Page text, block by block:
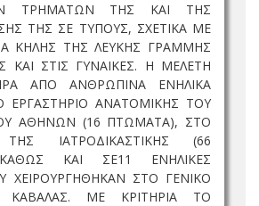
ΤΡΗΜΑΤΩΝ ΤΗΣ ΚΑΙ ΤΗΣ
ΤΗΣ ΣΕ ΤΥΠΟΥΣ, ΣΧΕΤΙΚΑ ΜΕ
ΚΗΛΗΣ ΤΗΣ ΛΕΥΚΗΣ ΓΡΑΜΜΗΣ
ΚΑΙ ΣΤΙΣ ΓΥΝΑΙΚΕΣ. Η ΜΕΛΕΤΗ
ΑΠΟ ΑΝΘΡΩΠΙΝΑ ΕΝΗΛΙΚΑ
ΑΝΑΤΟΜΙΚΗΣ ΤΟΥ
ΑΘΗΝΩΝ (16 ΠΤΩΜΑΤΑ), ΣΤΟ
ΤΗΣ ΙΑΤΡΟΔΙΚΑΣΤΙΚΗΣ (66
ΚΑΙ ΣΕ11 ΕΝΗΛΙΚΕΣ
ΧΕΙΡΟΥΡΓΗΘΗΚΑΝ ΣΤΟ ΓΕΝΙΚΟ
ΚΑΒΑΛΑΣ. ΜΕ ΚΡΙΤΗΡΙΑ ΤΟ